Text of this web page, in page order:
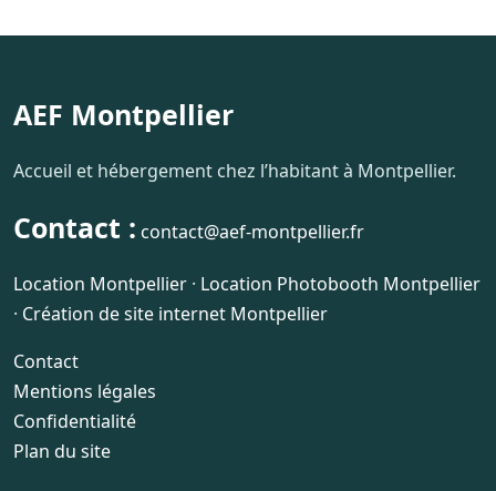
AEF Montpellier
Accueil et hébergement chez l’habitant à Montpellier.
Contact : contact@aef-montpellier.fr
Location Montpellier · Location Photobooth Montpellier
· Création de site internet Montpellier
Contact
Mentions légales
Confidentialité
Plan du site